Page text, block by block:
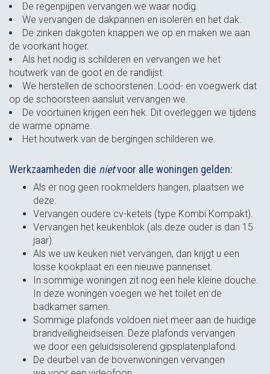
De regenpijpen vervangen we waar nodig.
We vervangen de dakpannen en isoleren en het dak.
De zinken dakgoten knappen we op en maken we aan
de voorkant hoger.
Als het nodig is schilderen en vervangen we het
houtwerk van de goot en de randlijst.
We herstellen de schoorstenen. Lood- en voegwerk dat
op de schoorsteen aansluit vervangen we.
De voortuinen krijgen een hek. Dit overleggen we tijdens
de warme opname.
Het houtwerk van de bergingen schilderen we.
Werkzaamheden die nietvoor alle woningen gelden:
Als er nog geen rookmelders hangen, plaatsen we
deze.
Vervangen oudere cv-ketels (type Kombi Kompakt).
Vervangen het keukenblok (als deze ouder is dan 15
jaar).
Als we uw keuken niet vervangen, dan krijgt u een
losse kookplaat en een nieuwe pannenset.
In sommige woningen zit nog een hele kleine douche.
In deze woningen voegen we het toilet en de
badkamer samen.
Sommige plafonds voldoen niet meer aan de huidige
brandveiligheidseisen. Deze plafonds vervangen
we door een geluidsisolerend gipsplatenplafond.
De deurbel van de bovenwoningen vervangen